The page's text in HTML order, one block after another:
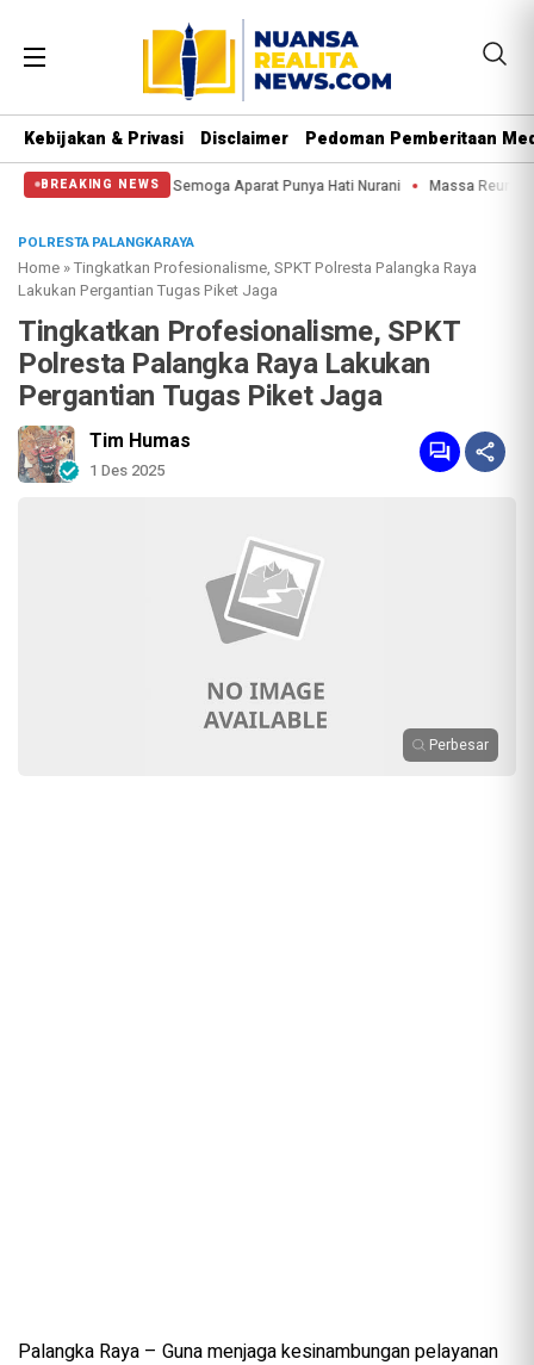
Kebijakan & Privasi Disclaimer Pedoman Pemberitaan
BREAKING NEWS
Kuda: Semoga Aparat Punya Hati Nurani Massa Reuni 212 Hanya Bisa
POLRESTA PALANGKARAYA
Home »Tingkatkan Profesionalisme, SPKT Polresta Palangka Raya
Lakukan Pergantian Tugas Piket Jaga
Tingkatkan Profesionalisme, SPKT
Polresta Palangka Raya Lakukan
Pergantian Tugas Piket Jaga
Tim Humas
1 Des 2025
Perbesar
Palangka Raya – Guna menjaga kesinambungan pelayanan